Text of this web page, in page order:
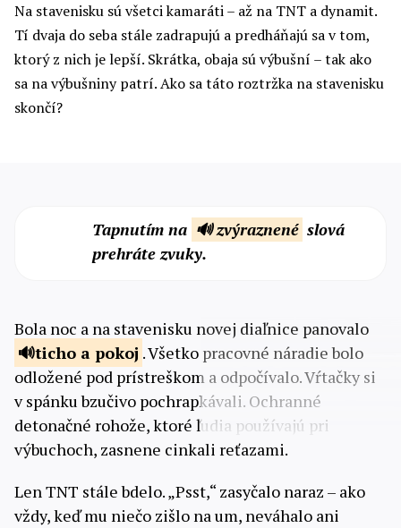
Na stavenisku sú všetci kamaráti – až na TNT a dynamit.
Tí dvaja do seba stále zadrapujú a predháňajú sa v tom,
ktorý z nich je lepší. Skrátka, obaja sú výbušní – tak ako
sa na výbušniny patrí. Ako sa táto roztržka na stavenisku
skončí?
Tapnutím na 🔊 zvýraznené slová
prehráte zvuky.
Bola noc a na stavenisku novej diaľnice panovalo
ticho a pokoj . Všetko pracovné náradie bolo
odložené pod prístreškom a odpočívalo. Vŕtačky si
v spánku bzučivo pochrapkávali. Ochranné
detonačné rohože, ktoré ľudia používajú pri
výbuchoch, zasnene cinkali reťazami.
Len TNT stále bdelo. „Psst,“ zasyčalo naraz – ako
vždy, keď mu niečo zišlo na um, neváhalo ani